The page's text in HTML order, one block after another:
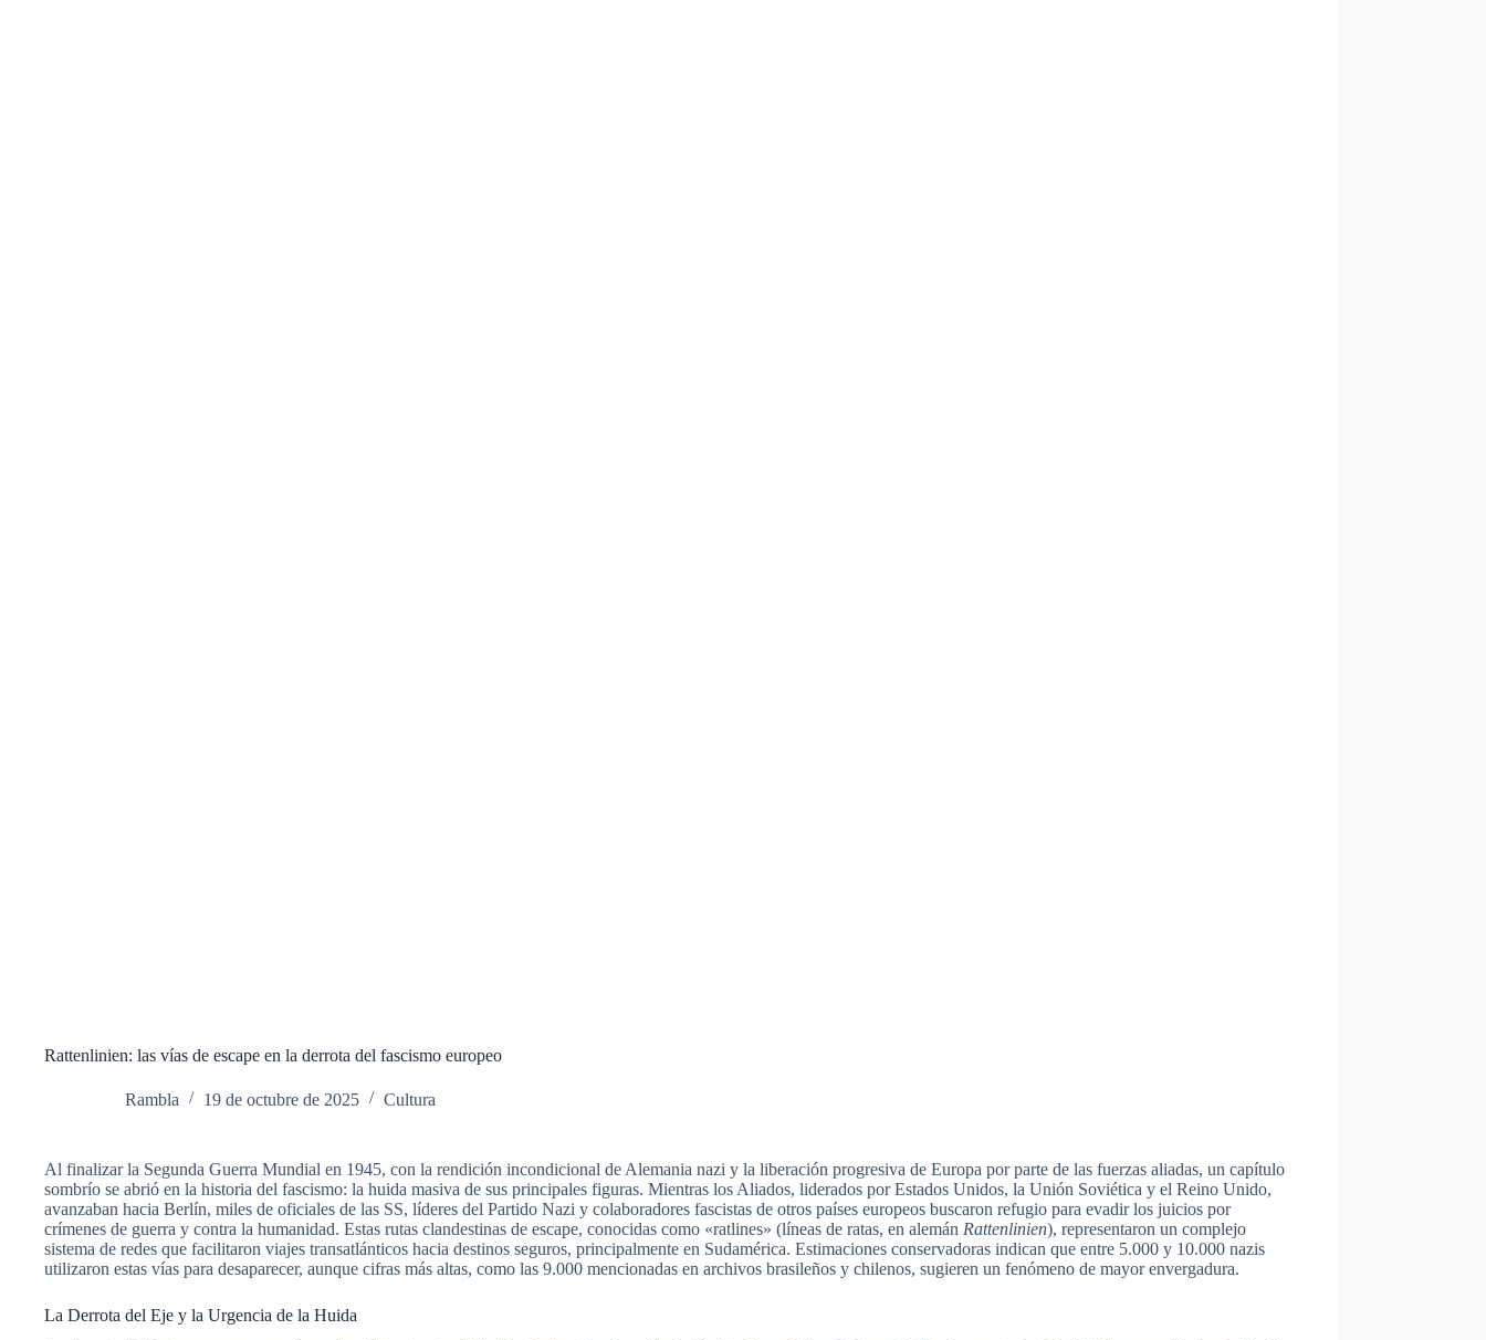
Rattenlinien: las vías de escape en la derrota del fascismo europeo
Rambla 19 de octubre de 2025 Cultura
Al finalizar la Segunda Guerra Mundial en 1945, con la rendición incondicional de Alemania nazi y la liberación progresiva de Europa por parte de las fuerzas aliadas, un capítulo
sombrío se abrió en la historia del fascismo: la huida masiva de sus principales figuras. Mientras los Aliados, liderados por Estados Unidos, la Unión Soviética y el Reino Unido,
avanzaban hacia Berlín, miles de oficiales de las SS, líderes del Partido Nazi y colaboradores fascistas de otros países europeos buscaron refugio para evadir los juicios por
crímenes de guerra y contra la humanidad. Estas rutas clandestinas de escape, conocidas como «ratlines» (líneas de ratas, en alemán Rattenlinien), representaron un complejo
sistema de redes que facilitaron viajes transatlánticos hacia destinos seguros, principalmente en Sudamérica. Estimaciones conservadoras indican que entre 5.000 y 10.000 nazis
utilizaron estas vías para desaparecer, aunque cifras más altas, como las 9.000 mencionadas en archivos brasileños y chilenos, sugieren un fenómeno de mayor envergadura.
La Derrota del Eje y la Urgencia de la Huida